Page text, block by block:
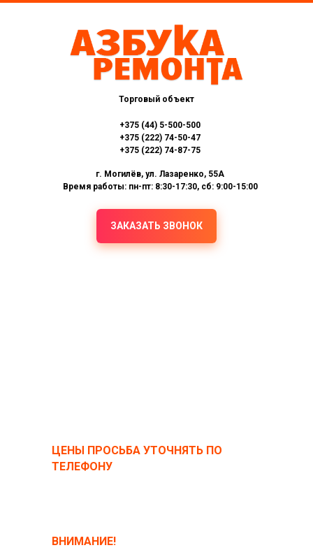
Торговый объект
+375 (44) 5-500-500
+375 (222) 74-50-47
+375 (222) 74-87-75
г. Могилёв, ул. Лазаренко, 55А
Время работы: пн-пт: 8:30-17:30, сб: 9:00-15:00
ЗАКАЗАТЬ ЗВОНОК
ЦЕНЫ ПРОСЬБА УТОЧНЯТЬ ПО
ТЕЛЕФОНУ
ВНИМАНИЕ!